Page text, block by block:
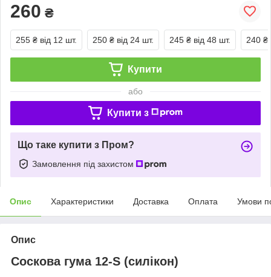
260 ₴
255 ₴ від 12 шт. 250 ₴ від 24 шт. 245 ₴ від 48 шт. 240 ₴
Купити
або
Купити з
Що таке купити з Пром?
Замовлення під захистом
Опис Характеристики Доставка Оплата Умови
Опис
Соскова гума 12-S (силікон)